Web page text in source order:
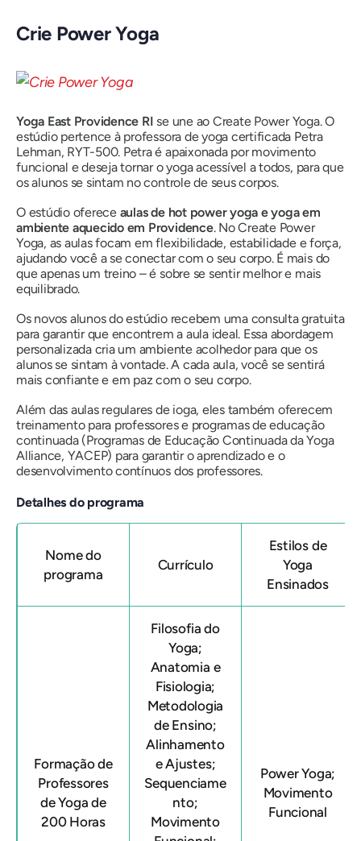
Crie Power Yoga
Yoga East Providence RI se une ao Create Power Yoga. O
estúdio pertence à professora de yoga certificada Petra
Lehman, RYT-500. Petra é apaixonada por movimento
funcional e deseja tornar o yoga acessível a todos, para que
os alunos se sintam no controle de seus corpos.
O estúdio oferece aulas de hot power yoga e yoga em
ambiente aquecido em Providence. No Create Power
Yoga, as aulas focam em flexibilidade, estabilidade e força,
ajudando você a se conectar com o seu corpo. É mais do
que apenas um treino – é sobre se sentir melhor e mais
equilibrado.
Os novos alunos do estúdio recebem uma consulta gratuita
para garantir que encontrem a aula ideal. Essa abordagem
personalizada cria um ambiente acolhedor para que os
alunos se sintam à vontade. A cada aula, você se sentirá
mais confiante e em paz com o seu corpo.
Além das aulas regulares de ioga, eles também oferecem
treinamento para professores e programas de educação
continuada (Programas de Educação Continuada da Yoga
Alliance, YACEP) para garantir o aprendizado e o
desenvolvimento contínuos dos professores.
Detalhes do programa
Nome do
programa
Currículo
Estilos de
Yoga
Ensinados
Formação de
Professores
de Yoga de
200 Horas
Filosofia do
Yoga;
Anatomia e
Fisiologia;
Metodologia
de Ensino;
Alinhamento
e Ajustes;
Sequenciame
nto;
Movimento
Power Yoga;
Movimento
Funcional